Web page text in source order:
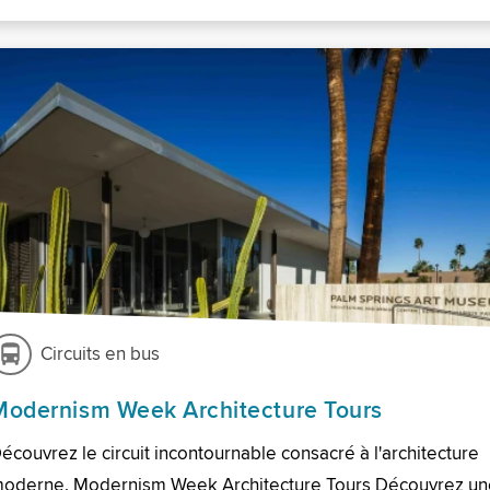
Circuits en bus
Week Architecture Tours
le circuit incontournable consacré à l'architecture
Modernism Week Architecture Tours Découvrez